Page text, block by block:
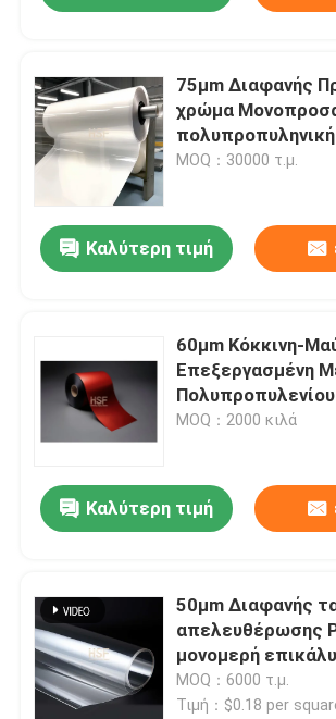
75μm Διαφανής
χρώμα
πολυπροπυληνική
για συσκευασία
MOQ：30000 τ.μ.
Καλύτερη τιμή
60μm Κόκκινη-
Επεξεργασμένη
Ανάγλυφου 25μm
MOQ：2000 κιλά
Καλύτερη τιμή
50μm Διαφανής
απελευθέρωσης
μονομερή
σιλικόνη για
υψηλών
MOQ：6000 τ.μ.
Τιμή：$0.18 per